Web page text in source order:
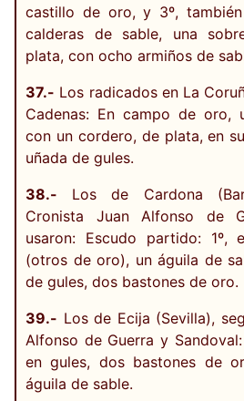
castillo de oro, y 3º,
calderas de sable, una
plata, con ocho armiños de
37.- Los radicados en La
Cadenas: En campo de oro,
con un cordero, de plata, en
uñada de gules.
38.- Los de Cardona
Cronista Juan Alfonso de
usaron: Escudo partido: 1º,
(otros de oro), un águila de
de gules, dos bastones de oro.
39.- Los de Ecija (Sevilla),
Alfonso de Guerra y
en gules, dos bastones de
águila de sable.